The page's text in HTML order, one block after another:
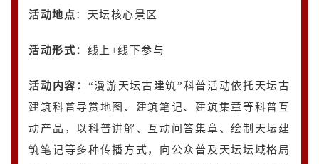
活动地点：天坛核心景区
活动形式： 线上+线下参与
活动内容 ： “漫游天坛古建筑”科普活动依托天坛古
建筑科普导赏地图、建筑笔记、建筑集章等科普互
动产品，以科普讲解、互动问答集章、绘制天坛建
筑笔记等多种传播方式，向公众普及天坛坛域格局